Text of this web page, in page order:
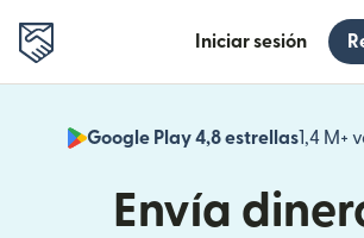
Iniciar sesión
Google Play 4,8 estrellas1,4 M+
Envía